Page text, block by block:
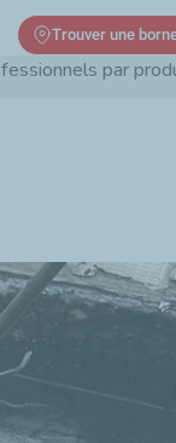
par
Trouver une